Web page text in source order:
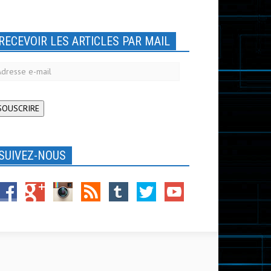
RECEVOIR LES ARTICLES PAR MAIL
NOUS